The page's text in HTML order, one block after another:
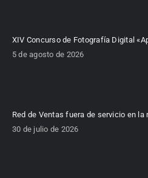
XIV Concurso de Fotografía Digital
5 de agosto de 2026
Red de Ventas fuera de servicio en la
30 de julio de 2026